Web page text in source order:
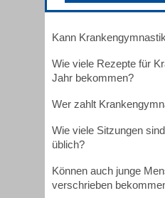
Kann
Wie viele Rezepte für
Jahr bekommen?
Wer zahlt
Wie viele Sitzungen
üblich?
Können auch junge
verschrieben